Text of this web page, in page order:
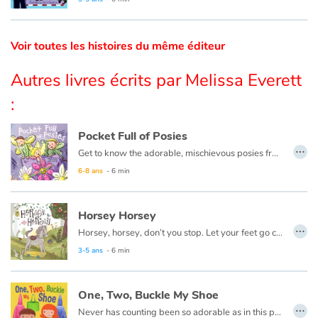
Contraste +
Aide
Accueil
Famille
Écoles
Médiathèques
Vidéos & Tutoriaux
Voir toutes les histoires du même éditeur
Autres livres écrits par Melissa Everett
:
Pocket Full of Posies
Get to know the adorable, mischievous posies from "Ring Around the Rosie" farm in this spin-off from the classic rhyme, and see how the next time something is awry, you just may need to check your pockets!
6-8 ans - 6 min
…
Horsey Horsey
Horsey, horsey, don’t you stop. Let your feet go clippety clop.
3-5 ans - 6 min
…
One, Two, Buckle My Shoe
Never has counting been so adorable as in this playfully illustrated One, Two, Buckle My Shoe. Join friends as they laugh and frolic, while learning to count things around them as they head outside to play! …